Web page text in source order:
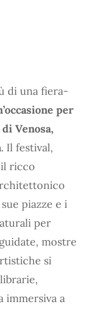
di una fiera-
per
Venosa,
. Il festival,
ricco
piazze e i
per
mostre
si
immersiva a